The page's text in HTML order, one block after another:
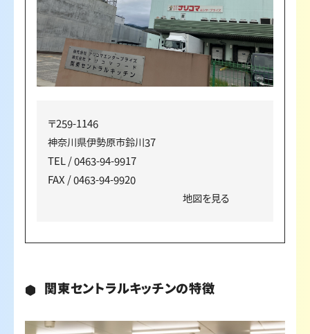
〒259-1146
神奈川県伊勢原市鈴川37
TEL / 0463-94-9917
FAX / 0463-94-9920
地図を見る
関東セントラルキッチンの特徴